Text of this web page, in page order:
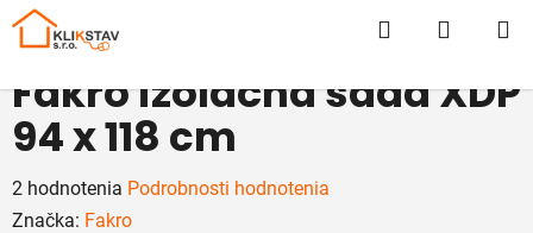
Prejsť
Hľadať
Fakro izolačná sada XDP
94 x 118 cm
Priemerné
hodnotenie
2 hodnotenia Podrobnosti hodnotenia
Značka: Fakro